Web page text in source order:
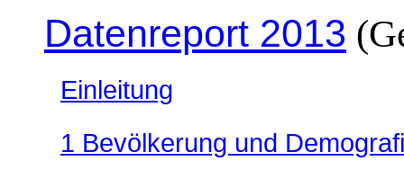
Datenreport 2013
Einleitung
1 Bevölkerung und